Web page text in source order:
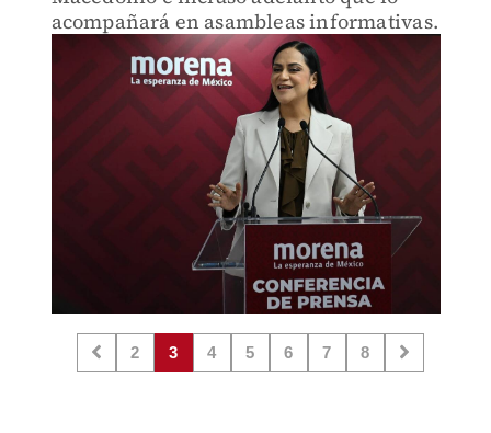
acompañará en asambleas informativas.
2 3 4 5 6 7 8